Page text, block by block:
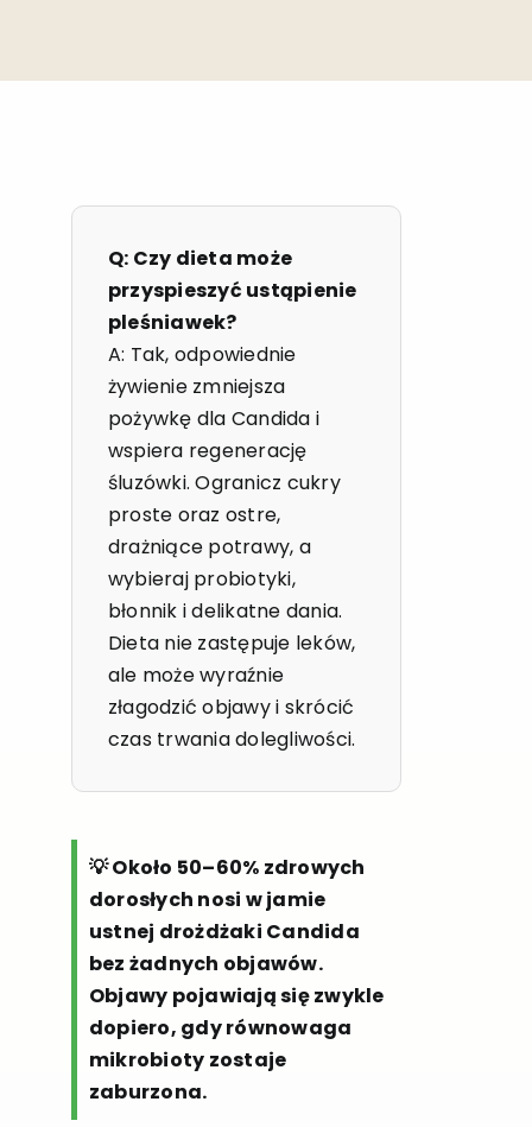
Q: Czy dieta może
przyspieszyć ustąpienie
pleśniawek?
A: Tak, odpowiednie
żywienie zmniejsza
pożywkę dla Candida i
wspiera regenerację
śluzówki. Ogranicz cukry
proste oraz ostre,
drażniące potrawy, a
wybieraj probiotyki,
błonnik i delikatne dania.
Dieta nie zastępuje leków,
ale może wyraźnie
złagodzić objawy i skrócić
czas trwania dolegliwości.
💡 Około 50–60% zdrowych
dorosłych nosi w jamie
ustnej drożdżaki Candida
bez żadnych objawów.
Objawy pojawiają się zwykle
dopiero, gdy równowaga
mikrobioty zostaje
zaburzona.